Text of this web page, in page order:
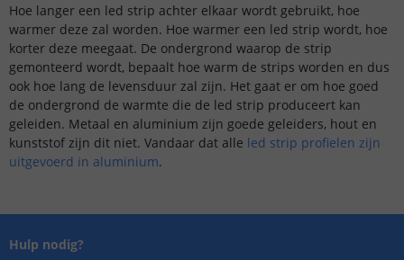
Hoe langer een led strip achter elkaar wordt gebruikt, hoe
warmer deze zal worden. Hoe warmer een led strip wordt, hoe
korter deze meegaat. De ondergrond waarop de strip
gemonteerd wordt, bepaalt hoe warm de strips worden en dus
ook hoe lang de levensduur zal zijn. Het gaat er om hoe goed
de ondergrond de warmte die de led strip produceert kan
geleiden. Metaal en aluminium zijn goede geleiders, hout en
kunststof zijn dit niet. Vandaar dat alle led strip profielen zijn
uitgevoerd in aluminium.
Hulp nodig?